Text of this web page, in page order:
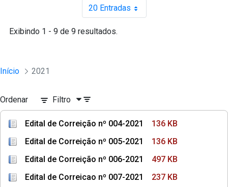
20 EntradasPor página
Exibindo 1 - 9 de 9 resultados.
Início 2021
Ordenar Filtro
Edital de Correição nº 004-2021
136 KB
Edital de Correição nº 005-2021
136 KB
Edital de Correição nº 006-2021
497 KB
Edital de Correicao nº 007-2021
237 KB